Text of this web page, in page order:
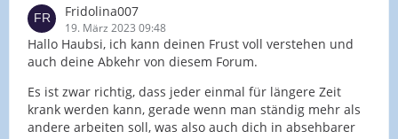
Fridolina007
19. März 2023 09:48
Hallo Haubsi, ich kann deinen Frust voll verstehen und
auch deine Abkehr von diesem Forum.
Es ist zwar richtig, dass jeder einmal für längere Zeit
krank werden kann, gerade wenn man ständig mehr als
andere arbeiten soll, was also auch dich in absehbarer